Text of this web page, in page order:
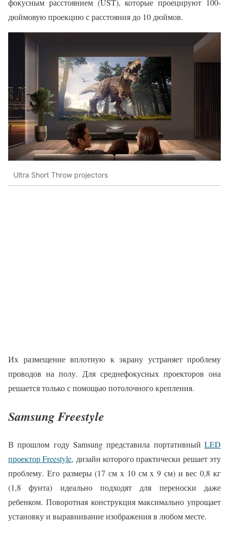
фокусным расстоянием (UST), которые проецируют 100-
дюймовую проекцию с расстояния до 10 дюймов.
Ultra Short Throw projectors
Их размещение вплотную к экрану устраняет проблему
проводов на полу. Для среднефокусных проекторов она
решается только с помощью потолочного крепления.
Samsung Freestyle
В прошлом году Samsung представила портативный LED
проектор Freestyle, дизайн которого практически решает эту
проблему. Его размеры (17 см x 10 см x 9 см) и вес 0,8 кг
(1,8 фунта) идеально подходят для переноски даже
ребенком. Поворотная конструкция максимально упрощает
установку и выравнивание изображения в любом месте.